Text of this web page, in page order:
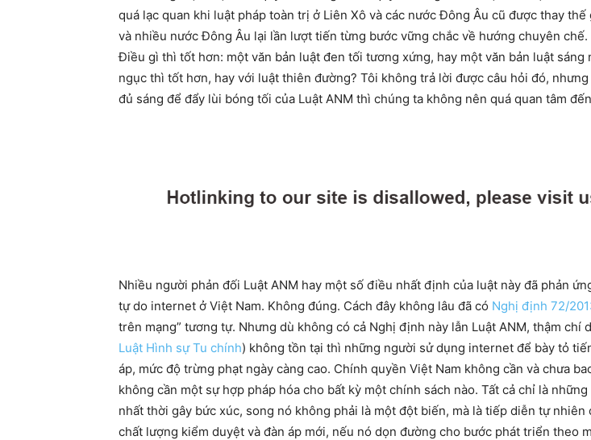
quá lạc quan khi luật pháp toàn trị ở Liên Xô và các nước Đông Âu cũ được thay
và nhiều nước Đông Âu lại lần lượt tiến từng bước vững chắc về hướng chuyên
Điều gì thì tốt hơn: một văn bản luật đen tối tương xứng, hay một văn bản luật
ngục thì tốt hơn, hay với luật thiên đường? Tôi không trả lời được câu hỏi đó,
đủ sáng để đẩy lùi bóng tối của Luật ANM thì chúng ta không nên quá quan tâm
Nhiều người phản đối Luật ANM hay một số điều nhất định của luật này đã phản
tự do internet ở Việt Nam. Không đúng. Cách đây không lâu đã có Nghị định 72/
trên mạng” tương tự. Nhưng dù không có cả Nghị định này lẫn Luật ANM, thậm chí
Luật Hình sự Tu chính) không tồn tại thì những người sử dụng internet để bày tỏ
áp, mức độ trừng phạt ngày càng cao. Chính quyền Việt Nam không cần và chưa
không cần một sự hợp pháp hóa cho bất kỳ một chính sách nào. Tất cả chỉ là
nhất thời gây bức xúc, song nó không phải là một đột biến, mà là tiếp diễn tự nhiên
chất lượng kiểm duyệt và đàn áp mới, nếu nó dọn đường cho bước phát triển theo